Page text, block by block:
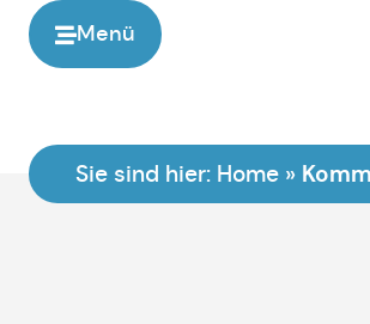
Menü
Sie sind hier: Home »